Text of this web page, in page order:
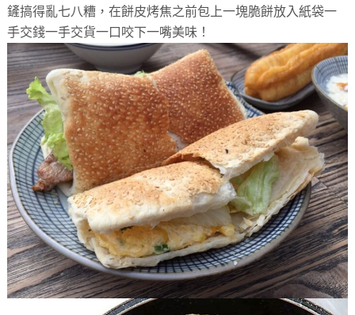
鏟搞得亂七八糟，在餅皮烤焦之前包上一塊脆餅放入紙袋一
手交錢一手交貨一口咬下一嘴美味！